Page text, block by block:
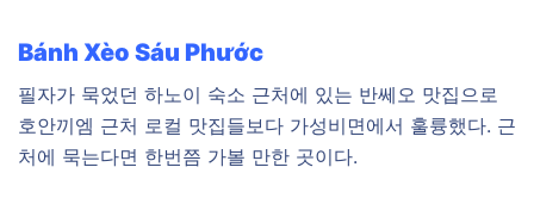
Bánh Xèo Sáu Phước
필자가 묵었던 하노이 숙소 근처에 있는 반쎄오 맛집으로
호안끼엠 근처 로컬 맛집들보다 가성비면에서 훌륭했다. 근
처에 묵는다면 한번쯤 가볼 만한 곳이다.